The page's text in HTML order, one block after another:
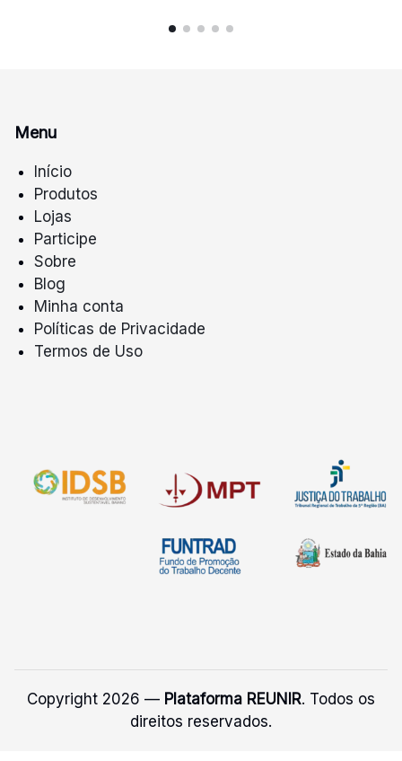
Menu
Início
Produtos
Lojas
Participe
Sobre
Blog
Minha conta
Políticas de Privacidade
Termos de Uso
Copyright 2026 — Plataforma REUNIR. Todos os
direitos reservados.